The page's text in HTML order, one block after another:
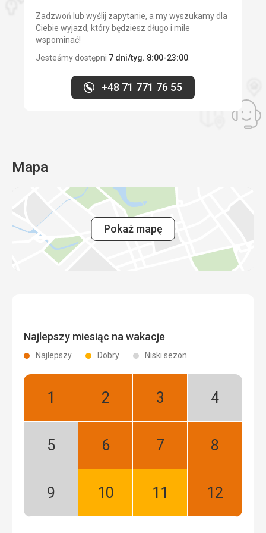
Zadzwoń lub wyślij zapytanie, a my wyszukamy dla
Ciebie wyjazd, który będziesz długo i mile
wspominać!
Jesteśmy dostępni 7 dni/tyg. 8:00-23:00
+48 71 771 76 55
Mapa
Pokaż mapę
Najlepszy miesiąc na wakacje
Najlepszy Dobry Niski sezon
Styczeń:
Luty:
Marzec:
Kwiecień:
Maj:
Czerwiec:
Lipiec:
Sierpień:
Wrzesień:
Październik:
Listopad:
Grudzień:
Najlepszy